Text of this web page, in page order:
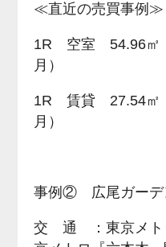
≪直近の売買事例
1R 空室 54.96㎡
月）
1R 賃貸 27.54㎡
月）
事例② 広尾ガーデ
交 通 ：東京メト